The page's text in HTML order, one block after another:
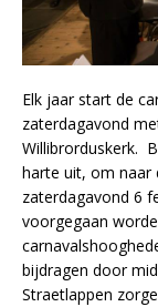
Elk jaar start de
zaterdagavond
Willibrorduskerk.
harte uit, om naar
zaterdagavond 6
voorgegaan
bijdragen door
Straetlappen